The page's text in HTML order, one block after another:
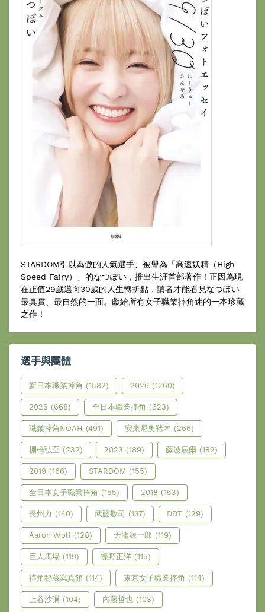
STARDOM引以為傲的人氣選手、被譽為「高速妖精（High
Speed Fairy）」的なつぽい，推出生涯首部著作！正因為現
在正值29歲邁向30歲的人生轉折點，讀者才能看見なつぽい
最真實、最自然的一面。獻給所有女子職業摔角迷的一本珍藏
之作！
選手與團體
新日本職業摔角 (1582) 2026 (1260)
2025 (668) 全日本職業摔角 (623)
職業摔角NOAH (491) 安東尼奧豬木 (266)
棚橋弘至 (232) 2023 (189) 藤波辰爾 (182)
2019 (166) STARDOM (155)
全日本女子職業摔角 (155) 2018 (153)
長州力 (140) 武藤敬司 (137) DDT (129)
Aaron Wolf (128) 天龍源一郎 (119)
巨人馬場 (119) 蝶野正洋 (115)
摔角秘藏寫真館 (114) 東京女子職業摔角 (114)
上谷沙彌 (104) 內藤哲也 (103)